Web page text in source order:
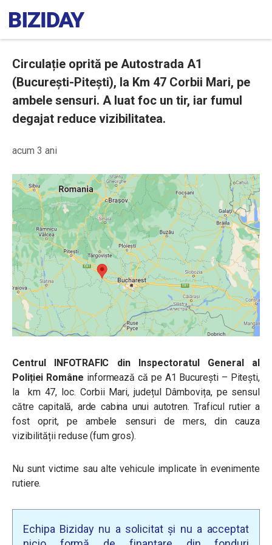
Circulație oprită pe Autostrada A1
(București-Pitești), la Km 47 Corbii Mari, pe
ambele sensuri. A luat foc un tir, iar fumul
degajat reduce vizibilitatea.
acum 3 ani
Centrul INFOTRAFIC din Inspectoratul General al
Poliției Române informează că pe A1 București – Pitești,
la km 47, loc. Corbii Mari, județul Dâmbovița, pe sensul
către capitală, arde cabina unui autotren. Traficul rutier a
fost oprit, pe ambele sensuri de mers, din cauza
vizibilității reduse (fum gros).
Nu sunt victime sau alte vehicule implicate în evenimente
rutiere.
Echipa Biziday nu a solicitat și nu a acceptat